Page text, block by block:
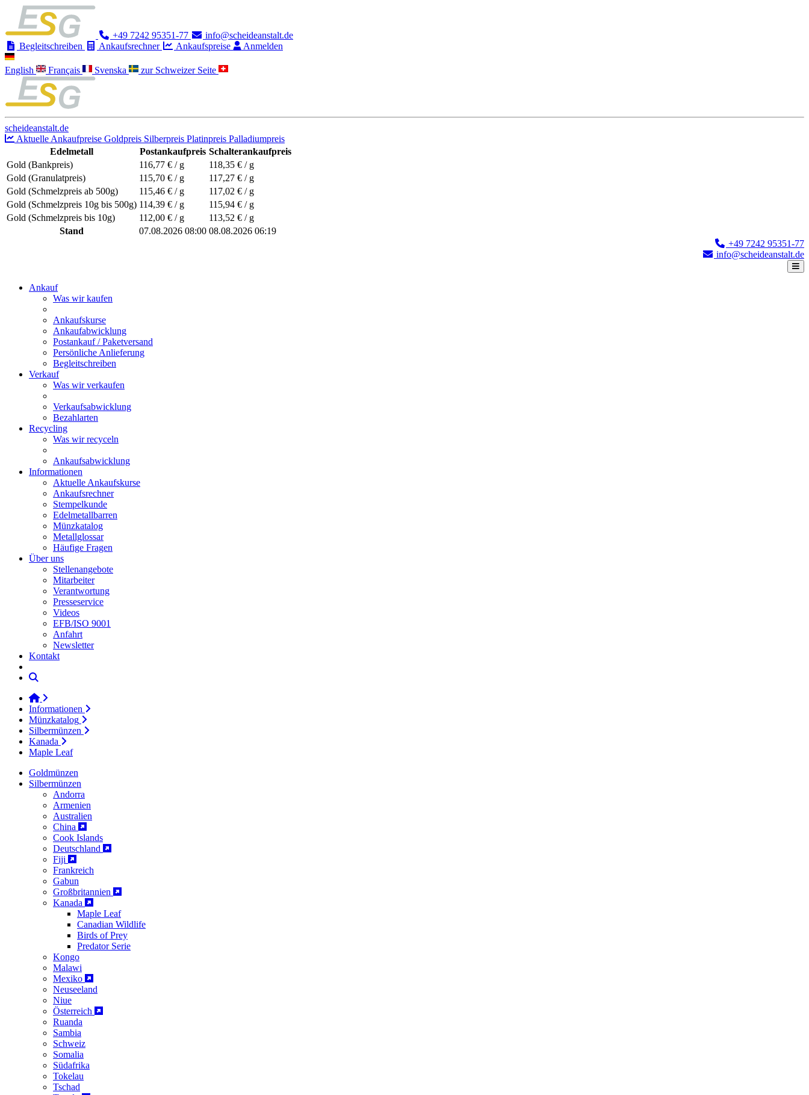
+49 7242 95351-77
info@scheideanstalt.de
Begleitschreiben
Ankaufsrechner Ankaufspreise Anmelden
English Français Svenska zur Schweizer Seite
scheideanstalt.de
Aktuelle Ankaufpreise Goldpreis Silberpreis Platinpreis Palladiumpreis
Edelmetall
Postankaufpreis Schalterankaufpreis
Gold (Bankpreis)
116,77 € / g 118,35 € / g
Gold (Granulatpreis)
115,70 € / g 117,27 € / g
Gold (Schmelzpreis ab 500g)
115,46 € / g 117,02 € / g
Gold (Schmelzpreis 10g bis 500g) 114,39 € / g 115,94 € / g
Gold (Schmelzpreis bis 10g)
112,00 € / g 113,52 € / g
Stand
07.08.2026 08:00 08.08.2026 06:19
+49 7242 95351-77
info@scheideanstalt.de
Ankauf
Was wir kaufen
Ankaufskurse
Ankaufabwicklung
Postankauf / Paketversand
Persönliche Anlieferung
Begleitschreiben
Verkauf
Was wir verkaufen
Verkaufsabwicklung
Bezahlarten
Recycling
Was wir recyceln
Ankaufsabwicklung
Informationen
Aktuelle Ankaufskurse
Ankaufsrechner
Stempelkunde
Edelmetallbarren
Münzkatalog
Metallglossar
Häufige Fragen
Über uns
Stellenangebote
Mitarbeiter
Verantwortung
Presseservice
Videos
EFB/ISO 9001
Anfahrt
Newsletter
Kontakt
Informationen
Münzkatalog
Silbermünzen
Kanada
Maple Leaf
Goldmünzen
Silbermünzen
Andorra
Armenien
Australien
China
Cook Islands
Deutschland
Fiji
Frankreich
Gabun
Großbritannien
Kanada
Maple Leaf
Canadian Wildlife
Birds of Prey
Predator Serie
Kongo
Malawi
Mexiko
Neuseeland
Niue
Österreich
Ruanda
Sambia
Schweiz
Somalia
Südafrika
Tokelau
Tschad